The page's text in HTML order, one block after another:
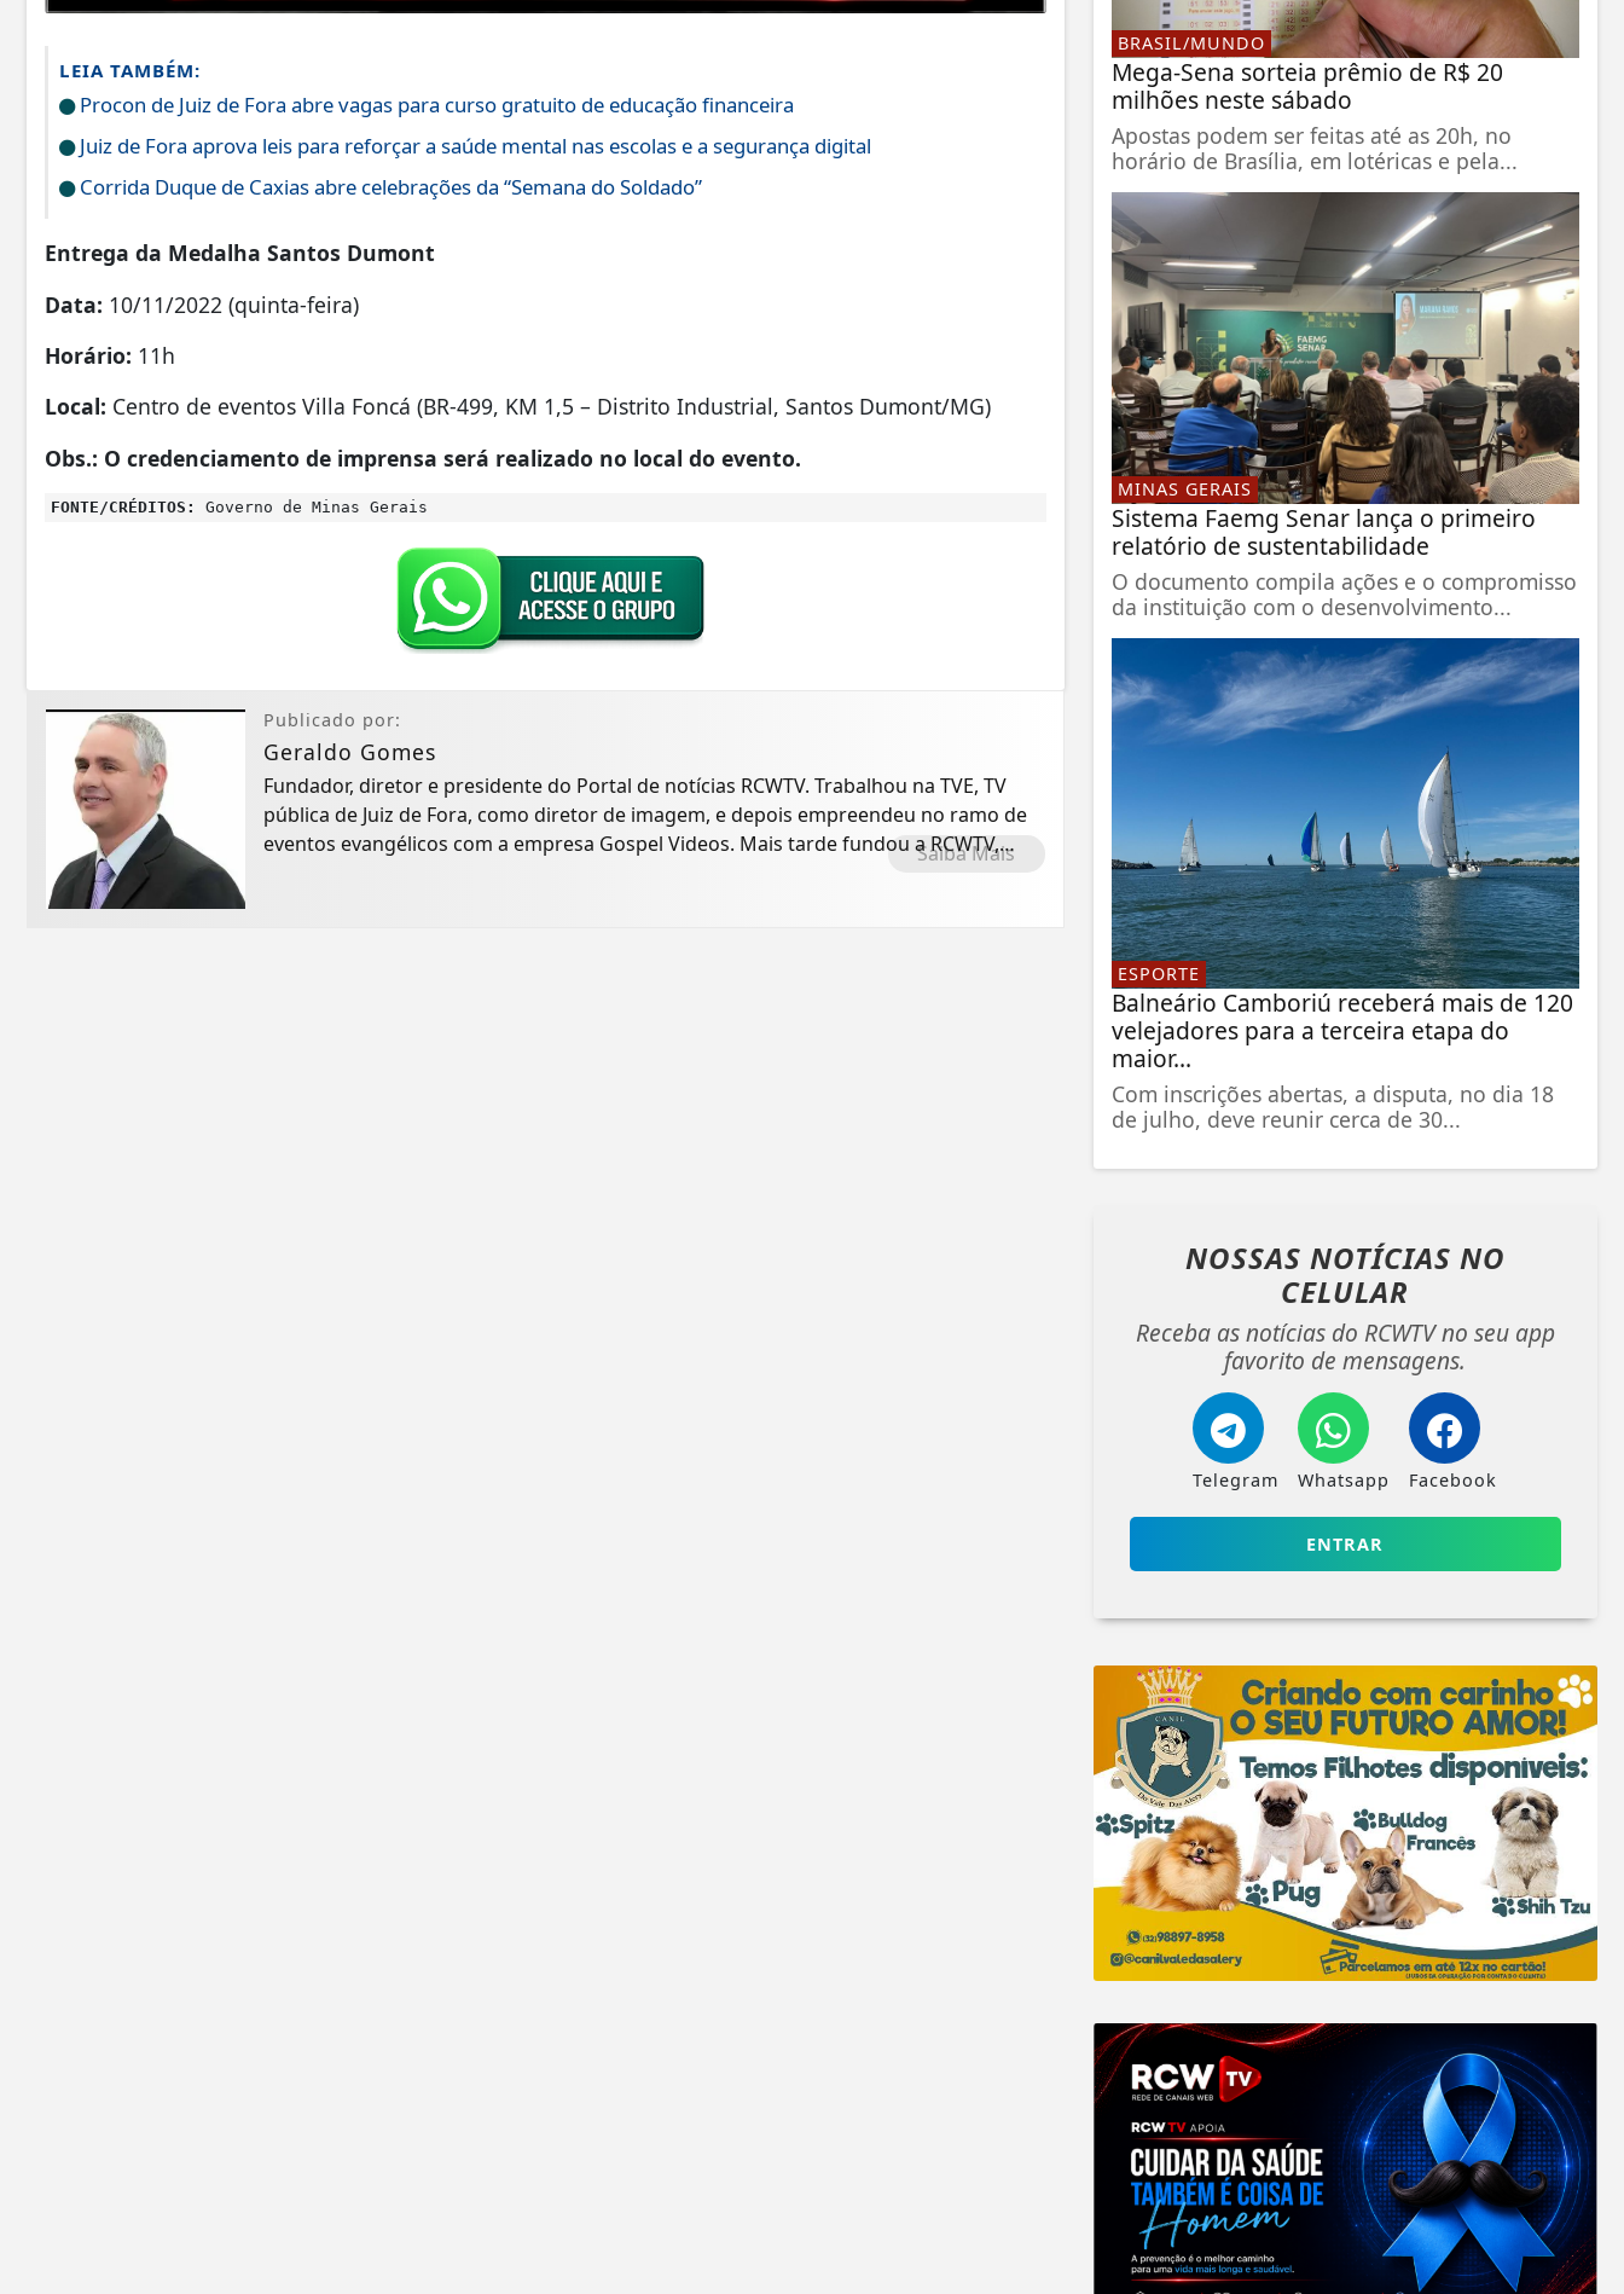
LEIA TAMBÉM:
Procon de Juiz de Fora abre vagas para curso gratuito de educação financeira
Juiz de Fora aprova leis para reforçar a saúde mental nas escolas e a segurança digital
Corrida Duque de Caxias abre celebrações da “Semana do Soldado”
Entrega da Medalha Santos Dumont
Data: 10/11/2022 (quinta-feira)
Horário: 11h
Local: Centro de eventos Villa Foncá (BR-499, KM 1,5 – Distrito Industrial, Santos Dumont/MG)
Obs.: O credenciamento de imprensa será realizado no local do evento.
FONTE/CRÉDITOS: Governo de Minas Gerais
Publicado por:
Geraldo Gomes
Fundador, diretor e presidente do Portal de notícias RCWTV. Trabalhou na TVE, TV
pública de Juiz de Fora, como diretor de imagem, e depois empreendeu no ramo de
eventos evangélicos com a empresa Gospel Videos. Mais tarde fundou a RCWTV,
Saiba Mais
BRASIL/MUNDO
Mega-Sena sorteia prêmio de R$ 20
milhões neste sábado
Apostas podem ser feitas até as 20h, no
horário de Brasília, em lotéricas e pela...
MINAS GERAIS
Sistema Faemg Senar lança o primeiro
relatório de sustentabilidade
O documento compila ações e o compromisso
da instituição com o desenvolvimento...
ESPORTE
Balneário Camboriú receberá mais de 120
velejadores para a terceira etapa do
maior...
Com inscrições abertas, a disputa, no dia 18
de julho, deve reunir cerca de 30...
NOSSAS NOTÍCIAS NO
CELULAR
Receba as notícias do RCWTV no seu app
favorito de mensagens.
Telegram Whatsapp Facebook
ENTRAR